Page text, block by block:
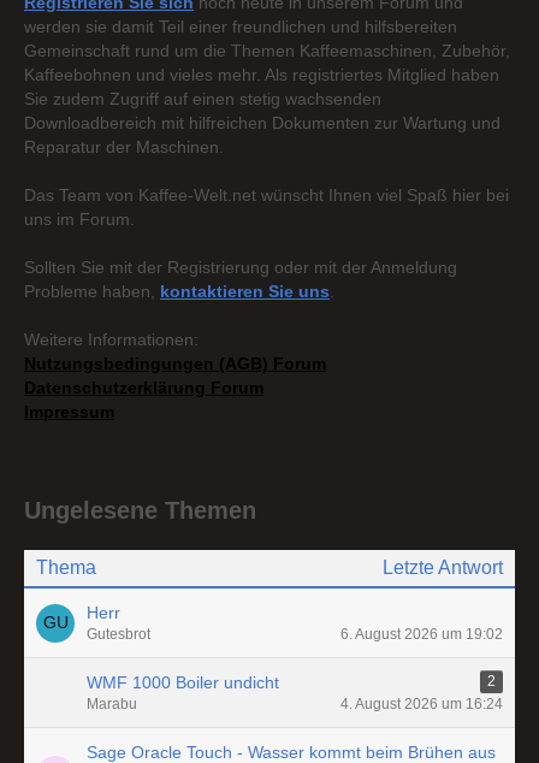
werden sie damit Teil einer freundlichen und hilfsbereiten
Gemeinschaft rund um die Themen Kaffeemaschinen, Zubehör,
Kaffeebohnen und vieles mehr. Als registriertes Mitglied haben
Sie zudem Zugriff auf einen stetig wachsenden
Downloadbereich mit hilfreichen Dokumenten zur Wartung und
Reparatur der Maschinen.
Das Team von Kaffee-Welt.net wünscht Ihnen viel Spaß hier bei
uns im Forum.
Sollten Sie mit der Registrierung oder mit der Anmeldung
Probleme haben, kontaktieren Sie uns
Weitere Informationen:
Nutzungsbedingungen (AGB) Forum
Datenschutzerklärung Forum
Impressum
Ungelesene Themen
Thema Letzte Antwort
Herr
Gutesbrot 6. August 2026 um 19:02
WMF 1000 Boiler undicht
2
Marabu
4. August 2026 um 16:24
Sage Oracle Touch - Wasser kommt beim Brühen aus